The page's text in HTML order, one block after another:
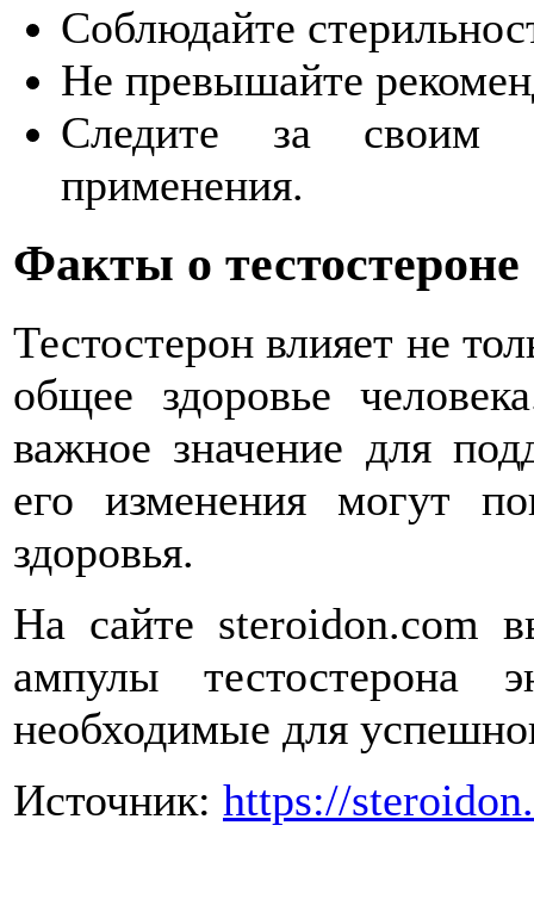
Соблюдайте
Не превышайте
Следите за своим
применения.
Факты о тестостероне
Тестостерон влияет не
общее здоровье
важное значение для
его изменения могут
здоровья.
На сайте steroidon.com
ампулы тестостерона
необходимые для
Источник: https://